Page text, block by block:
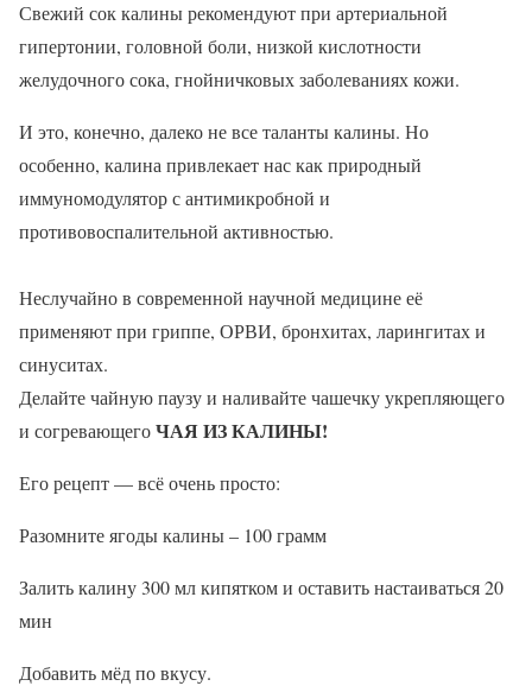
Свежий сок калины рекомендуют при артериальной
гипертонии, головной боли, низкой кислотности
желудочного сока, гнойничковых заболеваниях кожи.
И это, конечно, далеко не все таланты калины. Но
особенно, калина привлекает нас как природный
иммуномодулятор с антимикробной и
противовоспалительной активностью.
Неслучайно в современной научной медицине её
применяют при гриппе, ОРВИ, бронхитах, ларингитах и
синуситах.
Делайте чайную паузу и наливайте чашечку укрепляющего
и согревающегоЧАЯ ИЗ КАЛИНЫ!
Его рецепт — всё очень просто:
Разомните ягоды калины – 100 грамм
Залить калину 300 мл кипятком и оставить настаиваться 20
мин
Добавить мёд по вкусу.